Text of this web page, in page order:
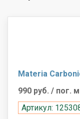
Materia
990 руб. / пог. м
Артикул: